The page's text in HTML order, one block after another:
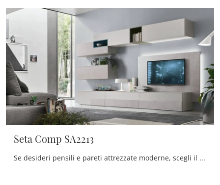
Seta Comp SA2213
Se desideri pensili e pareti attrezzate moderne, scegli il modello Seta Comp SA2213 di Maronese: clicca e ottieni informazioni!